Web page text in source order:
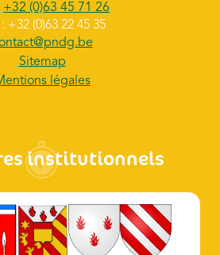
+32 (0)63 45 71 26
: +32 (0)63 22 45 35
Sitemap
légales
institutionnels